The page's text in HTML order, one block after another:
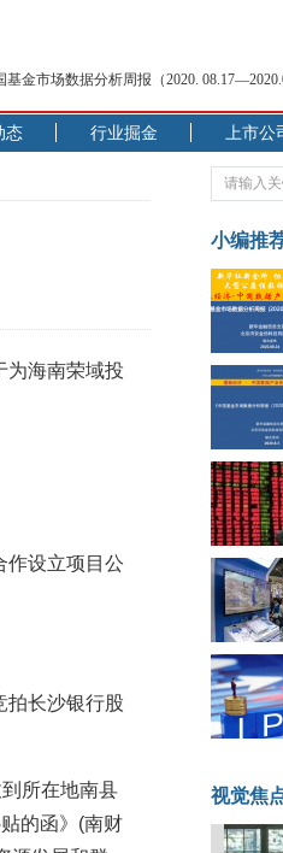
，新加坡旅游业步履维艰
下的香港零售业如何浴火重生？
下一家香港传统零售商的转型突围之旅
基金市场数据分析周报（2020.
】同业存单、结构性存款玩起“跷跷板” 结
投放300亿元 短端资金利率明显下行
轮冲击 债市回调十年期债表现最弱
涨逾3% 沪银及两粕涨势喜人
收官之星发射成功，全产业链解析
态 行业掘金 上市公
为海南荣域投
作设立项目公
拍长沙银行股
所在地南县
的函》(南财
小编推
视觉焦